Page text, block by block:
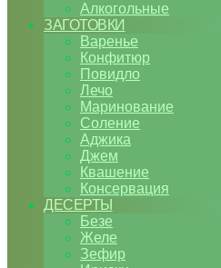
Алкогольные
ЗАГОТОВКИ
Варенье
Конфитюр
Повидло
Лечо
Маринование
Соление
Аджика
Джем
Квашение
Консервация
ДЕСЕРТЫ
Безе
Желе
Зефир